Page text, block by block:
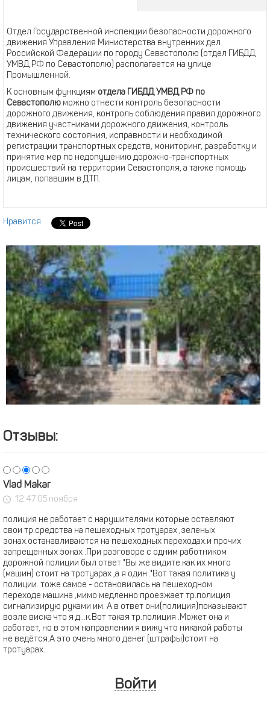
Отдел Государственной инспекции безопасности дорожного
движения Управления Министерства внутренних дел
Российской Федерации по городу Севастополю (отдел ГИБДД
УМВД РФ по Севастополю) располагается на улице
Промышленной.
К основным функциям отдела ГИБДД УМВД РФ по
Севастополю можно отнести контроль безопасности
дорожного движения, контроль соблюдения правил дорожного
движения участниками дорожного движения, контроль
технического состояния, исправности и необходимой
регистрации транспортных средств, мониторинг, разработку и
принятие мер по недопущению дорожно-транспортных
происшествий на территории Севастополя, а также помощь
лицам, попавшим в ДТП.
Нравится
Отзывы:
Vlad Makar
12:47 05 ноября
полиция не работает с нарушителями которые оставляют
свои тр.средства на пешеходных тротуарах ,зеленых
зонах.останавливаются на пешеходных переходах.и прочих
запрещенных зонах .При разговоре с одним работником
дорожной полиции был ответ "Вы же видите как их много
(машин) стоит на тротуарах ,а я один ."Вот такая политика у
полиции. тоже самое - остановилась на пешеходном
переходе машина ,мимо медленно проезжает тр.полиция
сигнализирую руками им. А в ответ они(полиция)показывают
возле виска что я д...к.Вот такая тр.полиция .Может она и
работает, но в этом направлении я вижу что никакой работы
не ведётся.А это очень много денег (штрафы)стоит на
тротуарах.
Войти